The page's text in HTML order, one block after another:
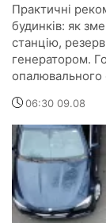
Практичні
будинків: як
станцію,
генератором.
опалювального
06:30 09.08